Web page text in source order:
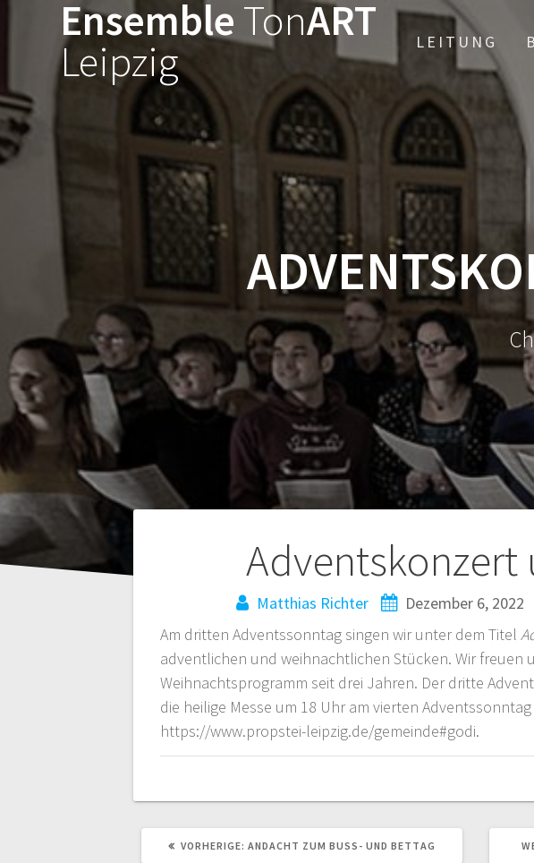
Ensemble TonART
Leipzig LEITUNG
Adventskonzert
Matthias Richter Dezember 6, 2022
Am dritten Adventssonntag singen wir unter dem Titel
adventlichen und weihnachtlichen Stücken. Wir freuen
Weihnachtsprogramm seit drei Jahren. Der dritte
die heilige Messe um 18 Uhr am vierten
https://www.propstei-leipzig.de/gemeinde#godi.
Beitragsnavigation
VORHERIGE: VORHERIGER
ANDACHT ZUM BUSS- UND BETTAG